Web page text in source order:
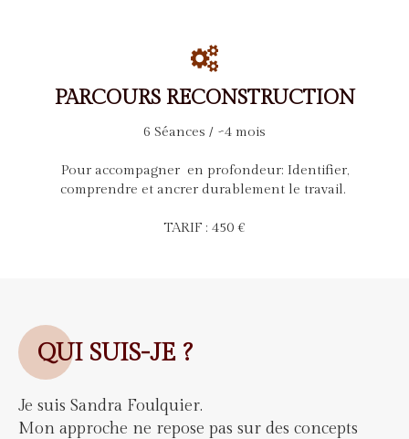
PARCOURS RECONSTRUCTION
6 Séances / ~4 mois
Pour accompagner en profondeur: Identifier,
comprendre et ancrer durablement le travail.
TARIF : 450 €
QUI SUIS-JE ?
Je suis Sandra Foulquier.
Mon approche ne repose pas sur des concepts